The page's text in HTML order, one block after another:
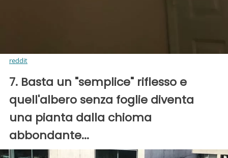
reddit
7. Basta un "semplice" riflesso e
quell'albero senza foglie diventa
una pianta dalla chioma
abbondante...